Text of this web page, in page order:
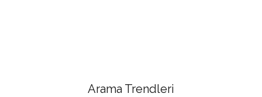
Arama Trendleri